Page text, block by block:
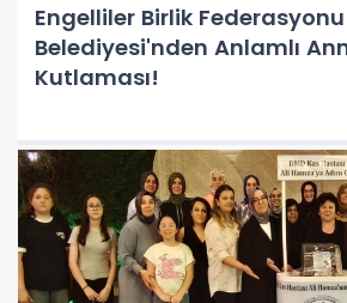
Engelliler Birlik
Belediyesi'nden Anlamlı
Kutlaması!